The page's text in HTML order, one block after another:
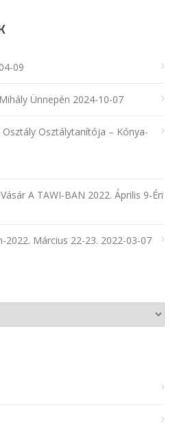
09
Ünnepén 2024-10-07
Osztálytanítója – Kónya-
A TAWI-BAN 2022. Április 9-Én
2022. Március 22-23. 2022-03-07